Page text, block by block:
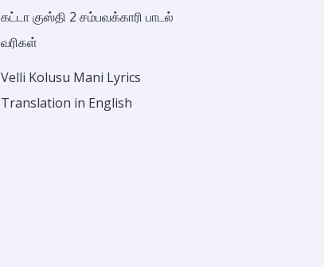
கட்டா குஸ்தி 2 சம்பவக்காரி பாடல்
வரிகள்
Velli Kolusu Mani Lyrics
Translation in English